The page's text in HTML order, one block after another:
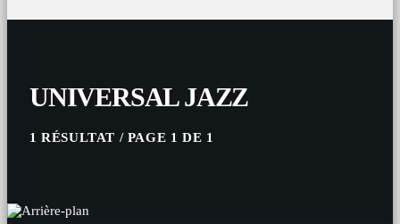
UNIVERSAL JAZZ
1 RÉSULTAT / PAGE 1 DE 1